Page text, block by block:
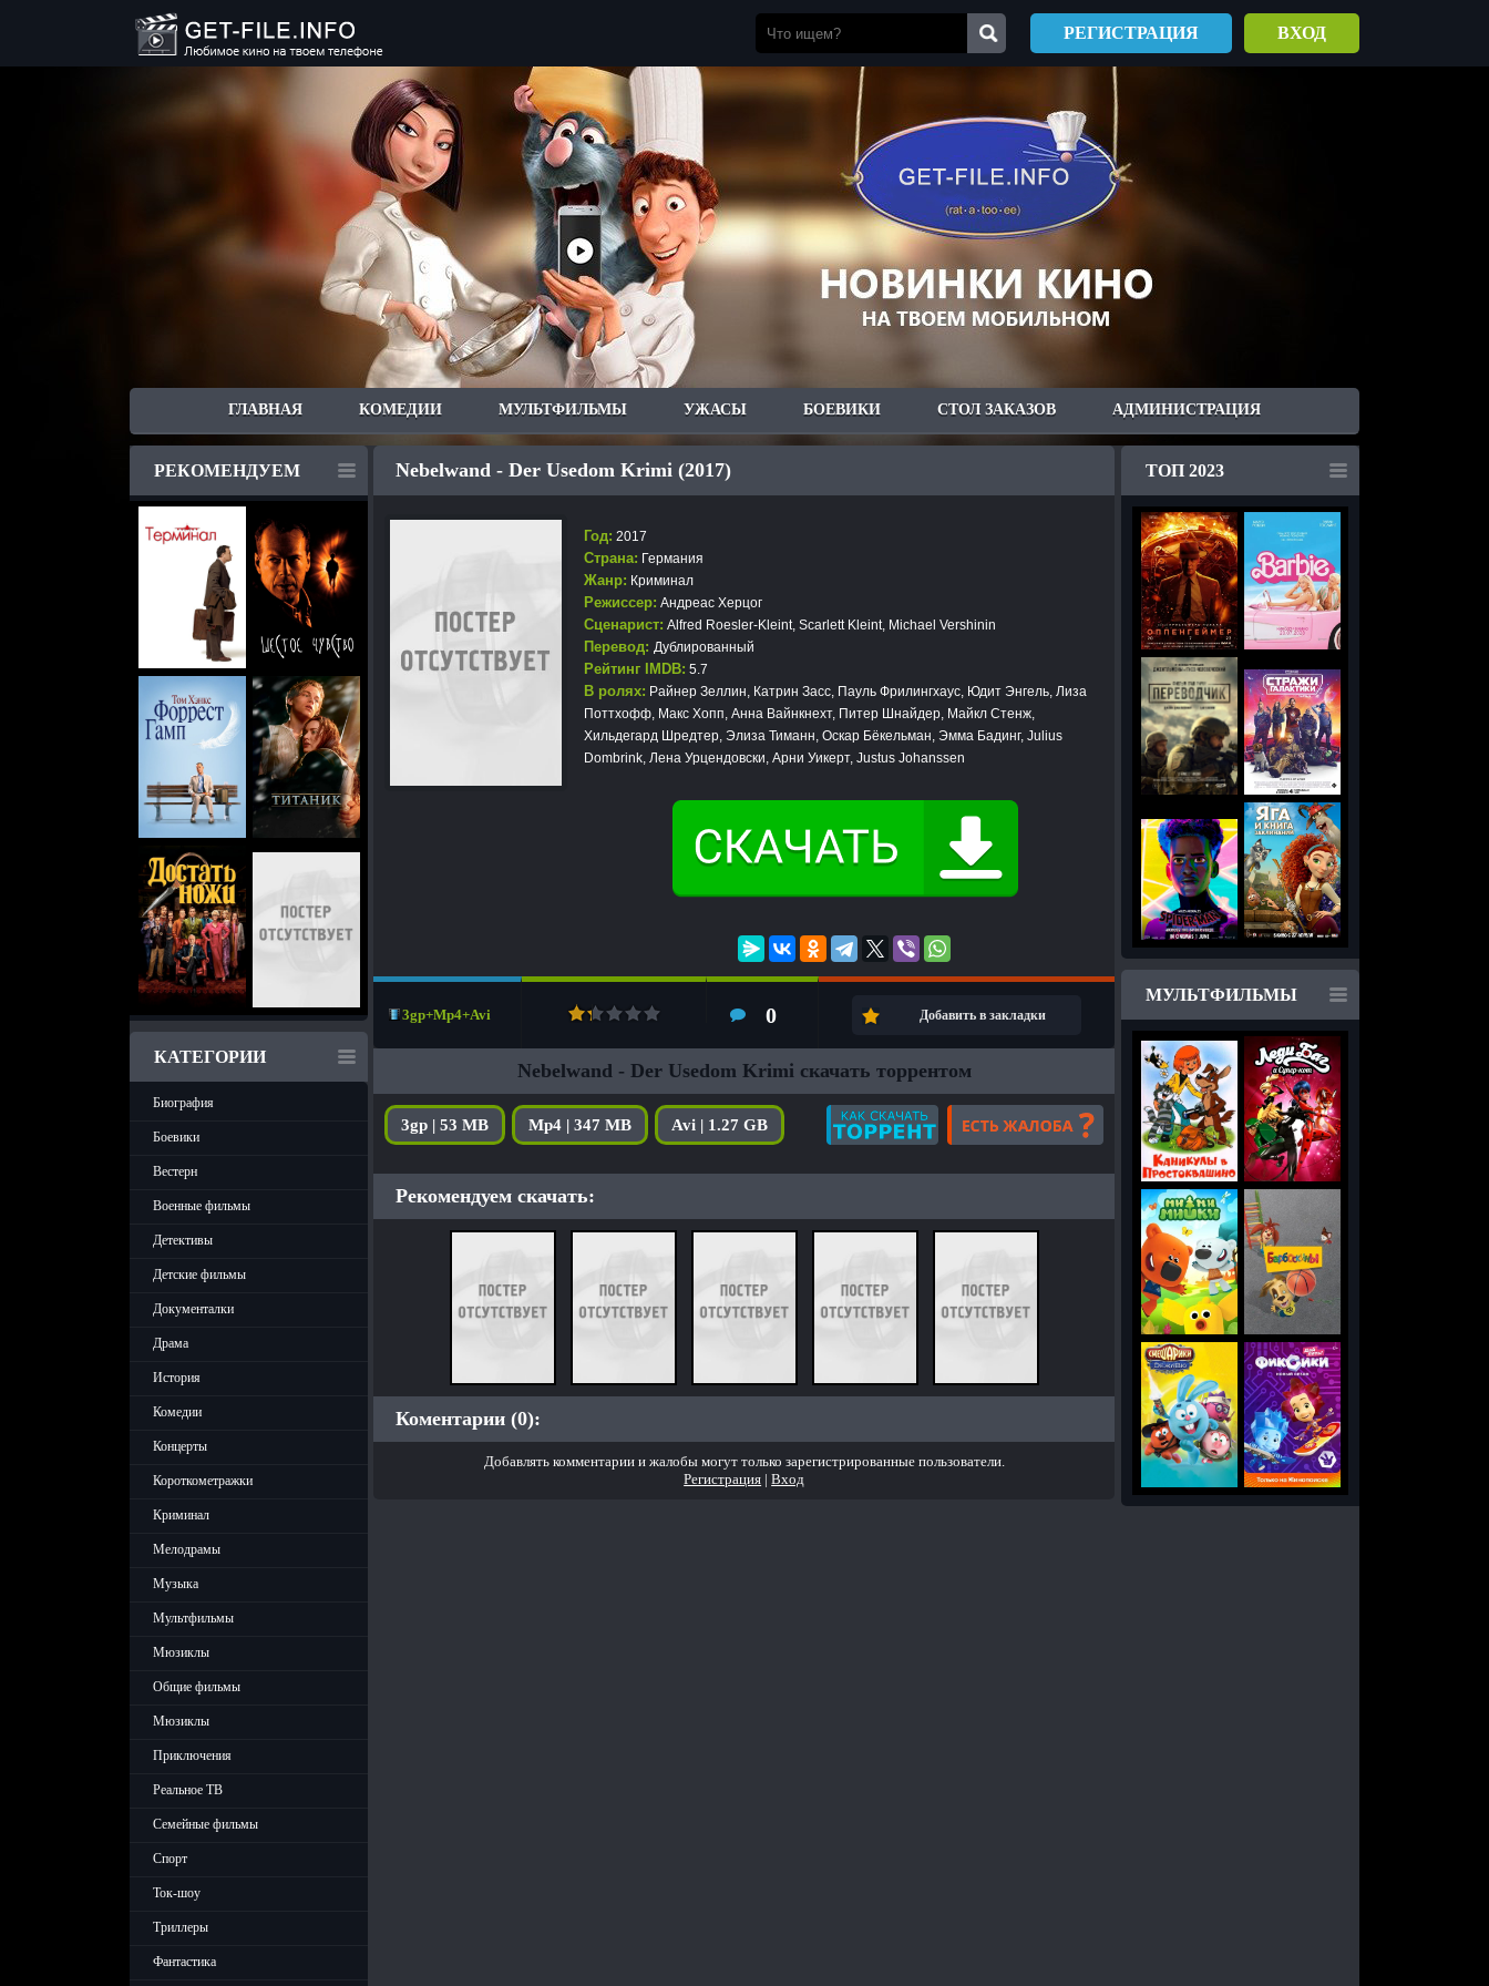
РЕГИСТРАЦИЯ ВХОД
ГЛАВНАЯ КОМЕДИИ МУЛЬТФИЛЬМЫ УЖАСЫ БОЕВИКИ СТОЛ ЗАКАЗОВ АДМИНИСТРАЦИЯ
РЕКОМЕНДУЕМ
КАТЕГОРИИ
Биография
Боевики
Вестерн
Военные фильмы
Детективы
Детские фильмы
Документалки
Драма
История
Комедии
Концерты
Короткометражки
Криминал
Мелодрамы
Музыка
Мультфильмы
Мюзиклы
Общие фильмы
Мюзиклы
Приключения
Реальное ТВ
Семейные фильмы
Спорт
Ток-шоу
Триллеры
Фантастика
Nebelwand - Der Usedom Krimi (2017)
Год: 2017
Страна: Германия
Жанр: Криминал
Режиссер: Андреас Херцог
Сценарист: Alfred Roesler-Kleint, Scarlett Kleint, Michael Vershinin
Перевод: Дублированный
Рейтинг IMDB: 5.7
В ролях: Райнер Зеллин, Катрин Засс, Пауль Фрилингхаус, Юдит Энгель, Лиза
Поттхофф, Макс Хопп, Анна Вайнкнехт, Питер Шнайдер, Майкл Стенж,
Хильдегард Шредтер, Элиза Тиманн, Оскар Бёкельман, Эмма Бадинг, Julius
Dombrink, Лена Урцендовски, Арни Уикерт, Justus Johanssen
3gp+Mp4+Avi 0 Добавить в закладки
Nebelwand - Der Usedom Krimi скачать торрентом
3gp | 53 MB Mp4 | 347 MB Avi | 1.27 GB
Рекомендуем скачать:
Коментарии (0):
Добавлять комментарии и жалобы могут только зарегистрированные пользователи.
Регистрация |Вход
ТОП 2023
МУЛЬТФИЛЬМЫ